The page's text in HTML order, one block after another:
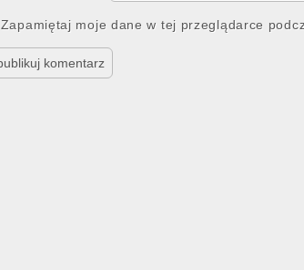
Zapamiętaj moje dane w tej przeglądarce